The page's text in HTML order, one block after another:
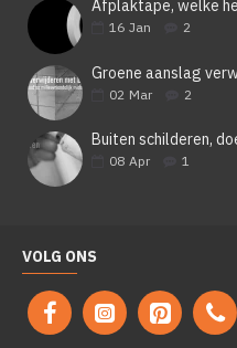
Afplaktape, welke
16 Jan 2
Groene aanslag
02 Mar 2
Buiten schilderen,
08 Apr 1
VOLG ONS